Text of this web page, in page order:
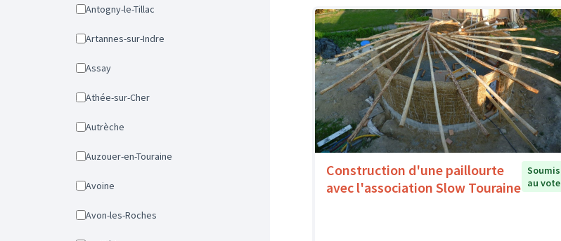
Antogny-le-Tillac
Artannes-sur-Indre
Assay
Athée-sur-Cher
Autrèche
Auzouer-en-Touraine
Avoine
Avon-les-Roches
Construction d'une paillourte
avec l'association Slow Touraine
Soumis
au vote